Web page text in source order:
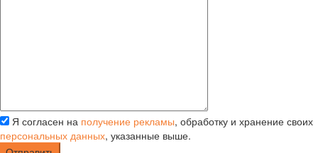
Я согласен на получение рекламы, обработку и хранение своих
персональных данных, указанные выше.